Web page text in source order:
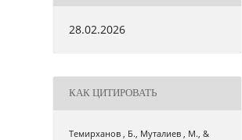
28.02.2026
КАК ЦИТИРОВАТЬ
Темирханов , Б., Муталиев , М., &